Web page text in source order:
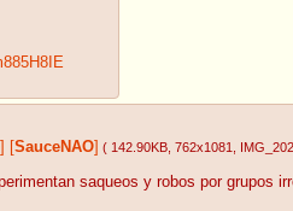
SauceNAO ( 142.90KB , 762x1081 ,
saqueos y robos por grupos